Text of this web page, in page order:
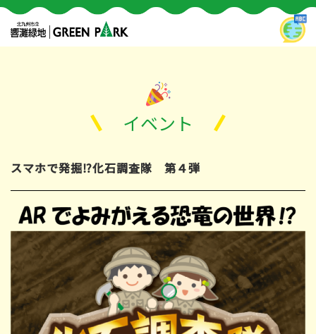
イベント
スマホで発掘⁉化石調査隊 第４弾